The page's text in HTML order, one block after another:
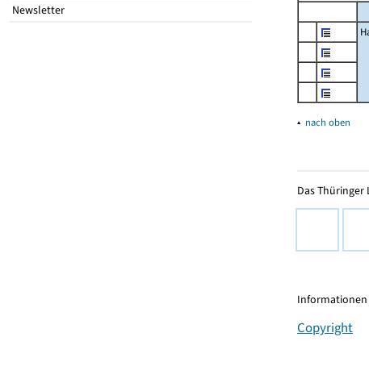
Newsletter
▴ nach oben
Das
Informationen
Copyright